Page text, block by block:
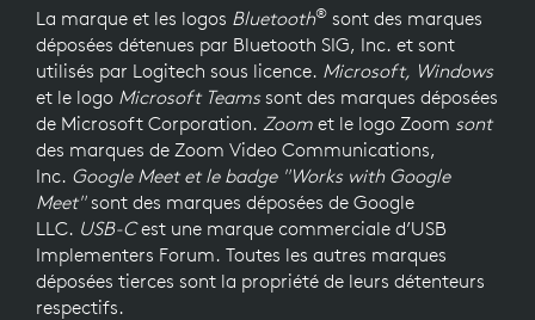
La marque et les logos Bluetooth® sont des marques
déposées détenues par Bluetooth SIG, Inc. et sont
utilisés par Logitech sous licence. Microsoft, Windows
et le logo Microsoft Teamssont des marques déposées
de Microsoft Corporation. Zoom et le logo Zoom sont
des marques de Zoom Video Communications,
Inc. Google Meet et le badge "Works with Google
Meet"sont des marques déposées de Google
LLC. USB-Cest une marque commerciale d’USB
Implementers Forum. Toutes les autres marques
déposées tierces sont la propriété de leurs détenteurs
respectifs.